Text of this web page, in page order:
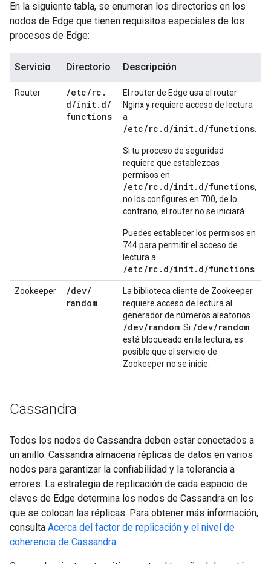
En la siguiente tabla, se enumeran los directorios en los
nodos de Edge que tienen requisitos especiales de los
procesos de Edge:
Servicio Directorio Descripción
Router /etc/rc .
d/init. d/
functions
El router de Edge usa el router
Nginx y requiere acceso de lectura
a
/etc/rc.d/init.d/functions
Si tu proceso de seguridad
requiere que establezcas
permisos en
/etc/rc.d/init.d/functions,
no los configures en 700, de lo
contrario, el router no se iniciará.
Puedes establecer los permisos en
744 para permitir el acceso de
lectura a
/etc/rc.d/init.d/functions
Zookeeper /dev/
random
La biblioteca cliente de Zookeeper
requiere acceso de lectura al
generador de números aleatorios
/dev/random . Si /dev/random
está bloqueado en la lectura, es
posible que el servicio de
Zookeeper no se inicie.
Cassandra
Todos los nodos de Cassandra deben estar conectados a
un anillo. Cassandra almacena réplicas de datos en varios
nodos para garantizar la confiabilidad y la tolerancia a
errores. La estrategia de replicación de cada espacio de
claves de Edge determina los nodos de Cassandra en los
que se colocan las réplicas. Para obtener más información,
consulta Acerca del factor de replicación y el nivel de
coherencia de Cassandra.